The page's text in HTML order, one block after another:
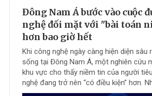
Đông Nam Á bước vào cuộc
nghệ đối mặt với "bài toán
hơn bao giờ hết
Khi công nghệ ngày càng hiện diện sâu
sống tại Đông Nam Á, một nghiên cứu
khu vực cho thấy niềm tin của người
nghệ đang trở nên “có điều kiện” hơn.